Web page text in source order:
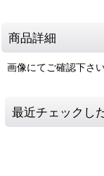
商品詳細
画像にてご確認下さ
最近チェックし